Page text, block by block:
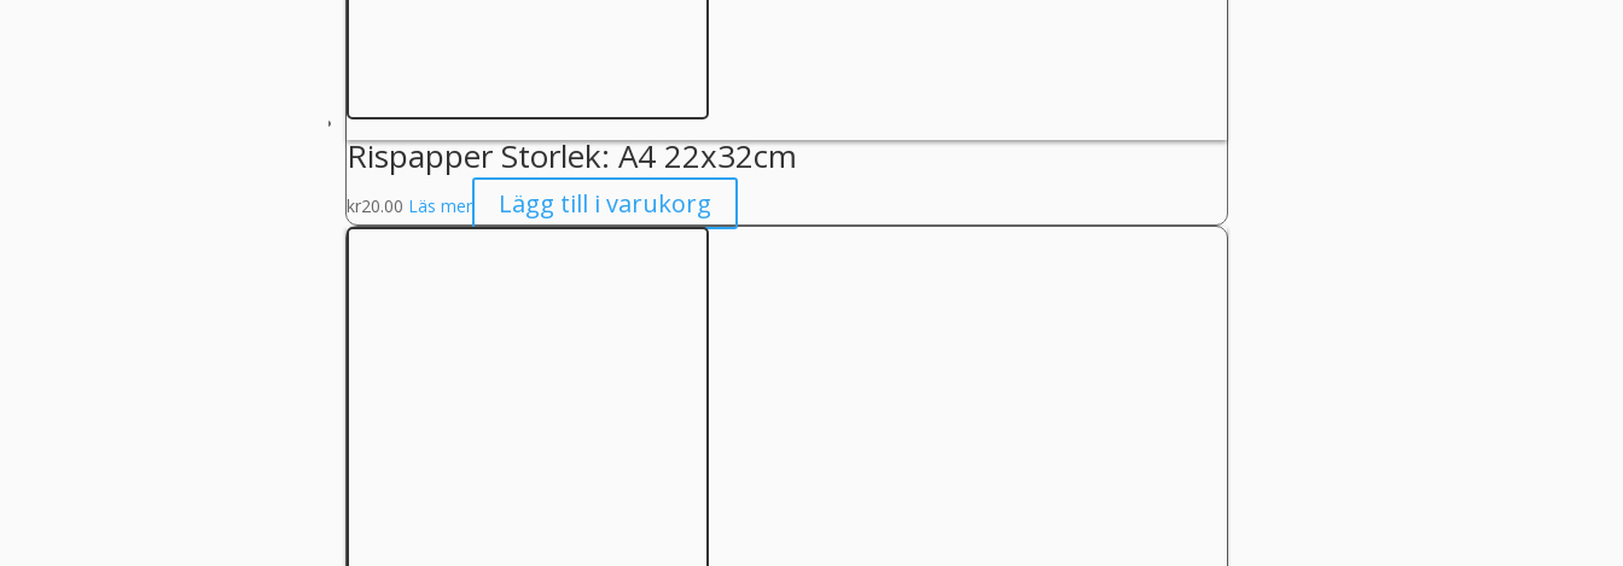
Rispapper Storlek: A4 22x32cm
kr20.00 Läs mer Lägg till i varukorg